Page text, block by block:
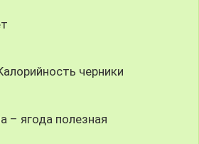
черники
– ягода полезная